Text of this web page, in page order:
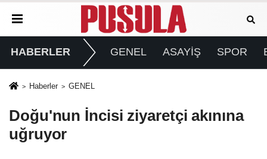
HABERLER GENEL ASAYİŞ SPOR
Haberler GENEL
Doğu'nun İncisi ziyaretçi akınına
uğruyor